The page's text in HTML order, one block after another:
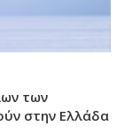
των
στην Ελλάδα